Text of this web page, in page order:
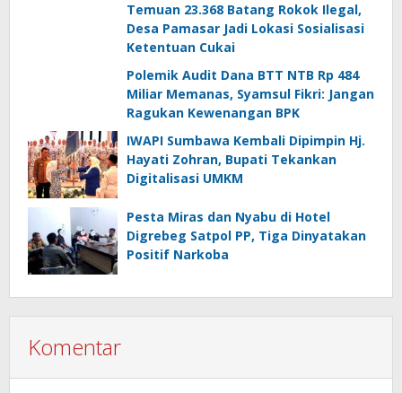
Temuan 23.368 Batang Rokok Ilegal,
Desa Pamasar Jadi Lokasi Sosialisasi
Ketentuan Cukai
Polemik Audit Dana BTT NTB Rp 484
Miliar Memanas, Syamsul Fikri: Jangan
Ragukan Kewenangan BPK
IWAPI Sumbawa Kembali Dipimpin Hj.
Hayati Zohran, Bupati Tekankan
Digitalisasi UMKM
Pesta Miras dan Nyabu di Hotel
Digrebeg Satpol PP, Tiga Dinyatakan
Positif Narkoba
Komentar